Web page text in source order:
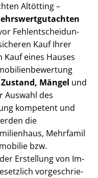
Altötting –
Fehl­ent­schei­dun­
Kauf Ihrer
Kauf eines Hauses
Mängel und
Auswahl des
kompetent und
die
Mehr­fa­mi­l
bzw.
Erstellung von Im­
vor­ge­schrie­